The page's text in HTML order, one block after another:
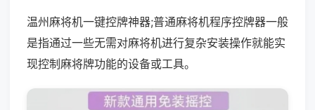
温州麻将机一键控牌神器;普通麻将机程序控牌器一般
是指通过一些无需对麻将机进行复杂安装操作就能实
现控制麻将牌功能的设备或工具。